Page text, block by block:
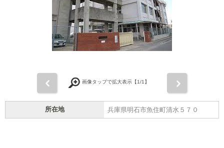
画像タップで拡大表示【1/1】
所在地 兵庫県明石市魚住町清水５７０